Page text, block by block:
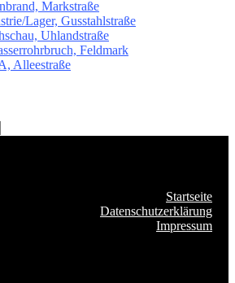
Markstraße
Lager, Gusstahlstraße
Uhlandstraße
Feldmark
Alleestraße
Startseite
Datenschutzerklärung
Impressum